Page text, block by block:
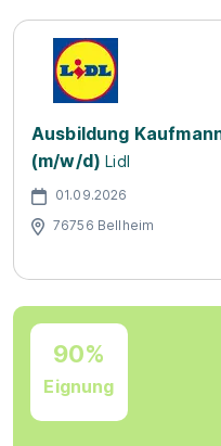
Ausbildung
(m/w/d) Lidl
01.09.2026
76756 Bellheim
90%
Eignung